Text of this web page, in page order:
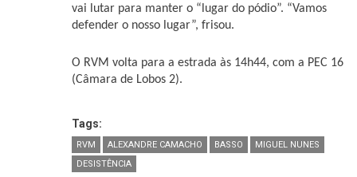
vai lutar para manter o “lugar do pódio”. “Vamos
defender o nosso lugar”, frisou.
O RVM volta para a estrada às 14h44, com a PEC 16
(Câmara de Lobos 2).
Tags:
RVM ALEXANDRE CAMACHO BASSO
MIGUEL NUNES
DESISTÊNCIA